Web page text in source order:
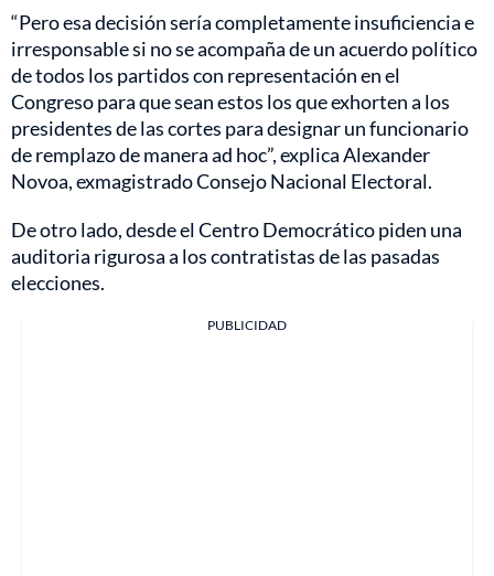
“Pero esa decisión sería completamente insuficiencia e
irresponsable si no se acompaña de un acuerdo político
de todos los partidos con representación en el
Congreso para que sean estos los que exhorten a los
presidentes de las cortes para designar un funcionario
de remplazo de manera ad hoc”, explica Alexander
Novoa, exmagistrado Consejo Nacional Electoral.
De otro lado, desde el Centro Democrático piden una
auditoria rigurosa a los contratistas de las pasadas
elecciones.
PUBLICIDAD